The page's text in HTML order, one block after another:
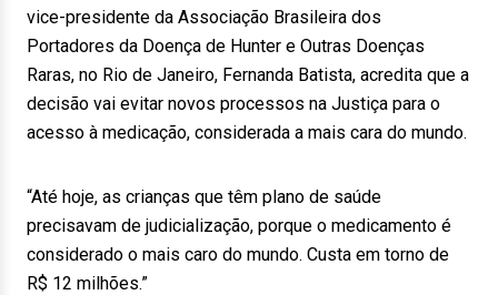
vice-presidente da Associação Brasileira dos
Portadores da Doença de Hunter e Outras Doenças
Raras, no Rio de Janeiro, Fernanda Batista, acredita que a
decisão vai evitar novos processos na Justiça para o
acesso à medicação, considerada a mais cara do mundo.
“Até hoje, as crianças que têm plano de saúde
precisavam de judicialização, porque o medicamento é
considerado o mais caro do mundo. Custa em torno de
R$ 12 milhões.”